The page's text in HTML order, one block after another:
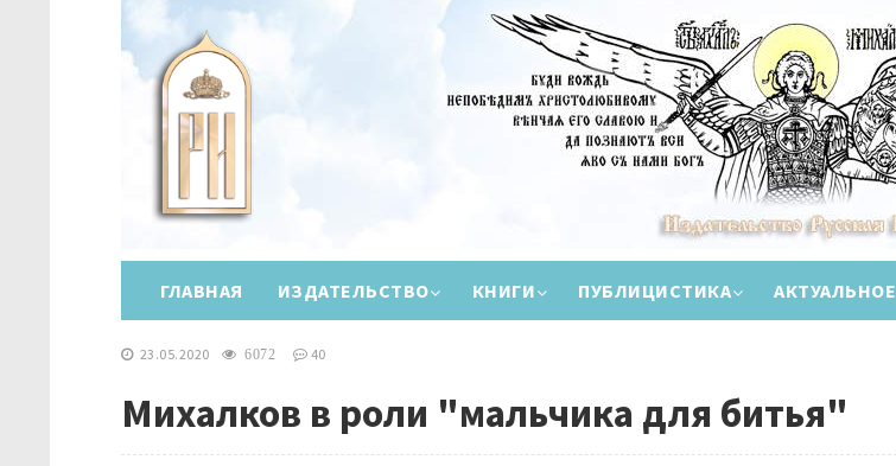
ГЛАВНАЯ ИЗДАТЕЛЬСТВО КНИГИ ПУБЛИЦИСТИКА АКТУАЛЬНОЕ
23.05.2020 6072 40
Михалков в роли "мальчика для битья"